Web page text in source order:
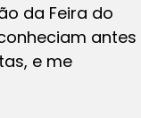
da Feira do
antes
e me